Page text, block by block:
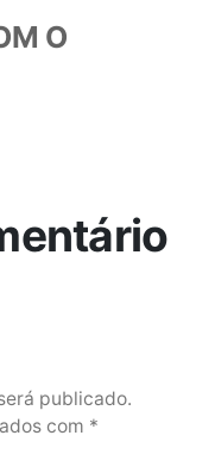
O
publicado.
com *